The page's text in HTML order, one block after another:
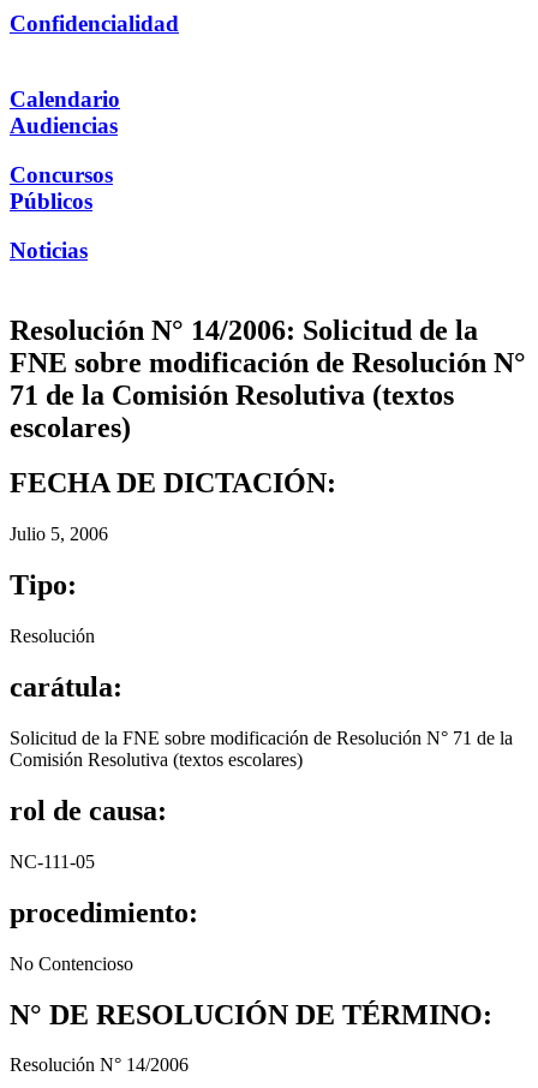
Confidencialidad
Calendario
Audiencias
Concursos
Públicos
Noticias
Resolución N° 14/2006: Solicitud de la
FNE sobre modificación de Resolución N°
71 de la Comisión Resolutiva (textos
escolares)
FECHA DE DICTACIÓN:
Julio 5, 2006
Tipo:
Resolución
carátula:
Solicitud de la FNE sobre modificación de Resolución N° 71 de la
Comisión Resolutiva (textos escolares)
rol de causa:
NC-111-05
procedimiento:
No Contencioso
N° DE RESOLUCIÓN DE TÉRMINO:
Resolución N° 14/2006